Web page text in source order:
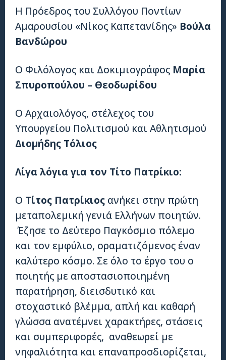
Η Πρόεδρος του Συλλόγου Ποντίων
Αμαρουσίου «Νίκος Καπετανίδης» Βούλα
Βανδώρου
Ο Φιλόλογος και Δοκιμιογράφος Μαρία
Σπυροπούλου – Θεοδωρίδου
Ο Αρχαιολόγος, στέλεχος του
Υπουργείου Πολιτισμού και Αθλητισμού
Διομήδης Τόλιος
Λίγα λόγια για τον Τίτο Πατρίκιο:
Ο Τίτος Πατρίκιος ανήκει στην πρώτη
μεταπολεμική γενιά Ελλήνων ποιητών.
Έζησε το Δεύτερο Παγκόσμιο πόλεμο
και τον εμφύλιο, οραματιζόμενος έναν
καλύτερο κόσμο. Σε όλο το έργο του ο
ποιητής με αποστασιοποιημένη
παρατήρηση, διεισδυτικό και
στοχαστικό βλέμμα, απλή και καθαρή
γλώσσα ανατέμνει χαρακτήρες, στάσεις
και συμπεριφορές, αναθεωρεί με
νηφαλιότητα και επαναπροσδιορίζεται,